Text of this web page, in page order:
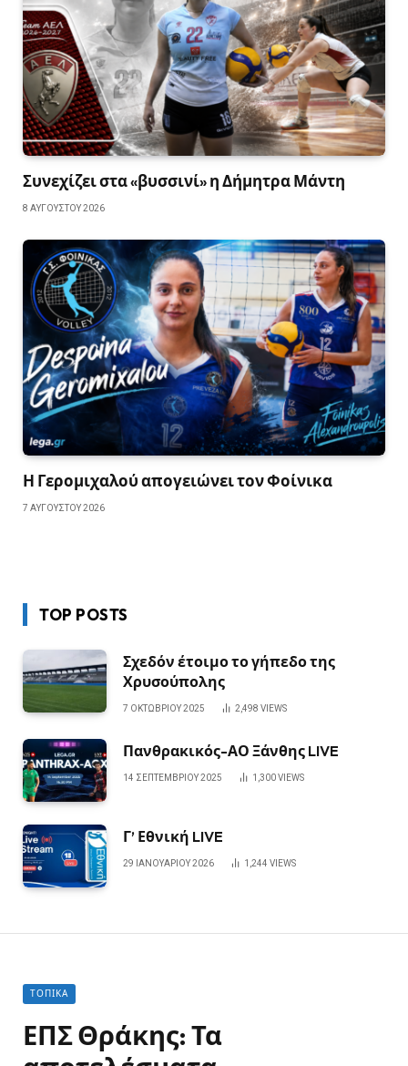
Συνεχίζει στα «βυσσινί» η Δήμητρα Μάντη
8 ΑΥΓΟΎΣΤΟΥ 2026
Η Γερομιχαλού απογειώνει τον Φοίνικα
7 ΑΥΓΟΎΣΤΟΥ 2026
TOP POSTS
Σχεδόν έτοιμο το γήπεδο της
Χρυσούπολης
7 ΟΚΤΩΒΡΊΟΥ 2025 2,498 VIEWS
Πανθρακικός-ΑΟ Ξάνθης LIVE
14 ΣΕΠΤΕΜΒΡΊΟΥ 2025 1,300VIEWS
Γ’ Εθνική LIVE
29 ΙΑΝΟΥΑΡΊΟΥ 2026 1,244 VIEWS
ΤΟΠΙΚΆ
ΕΠΣ Θράκης: Τα